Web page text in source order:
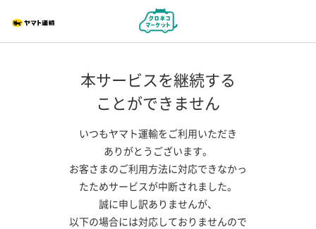
本サービスを継続する
ことができません
いつもヤマト運輸をご利用いただき
ありがとうございます。
お客さまのご利用方法に対応できなかっ
たためサービスが中断されました。
誠に申し訳ありませんが、
以下の場合には対応しておりませんので